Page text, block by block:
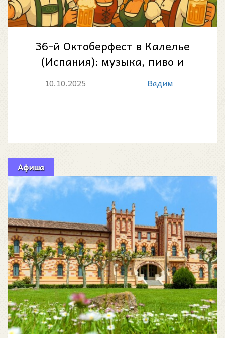
36-й Октоберфест в Калелье
(Испания): музыка, пиво и
баварские традиции на берегу
10.10.2025 Вадим
Афиша